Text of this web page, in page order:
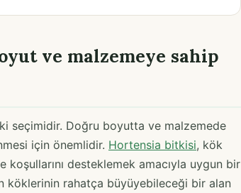
ve malzemeye sahip
seçimidir. Doğru boyutta ve malzemede
için önemlidir. Hortensia bitkisi, kök
desteklemek amacıyla uygun bir
köklerinin rahatça büyüyebileceği bir alan